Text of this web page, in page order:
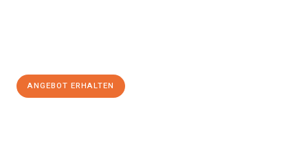
ANGEBOT ERHALTEN